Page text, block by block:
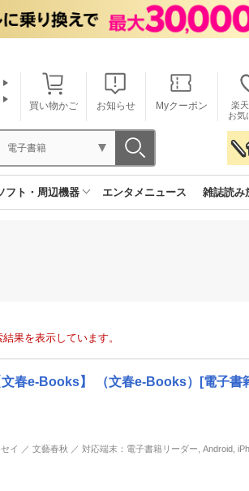
買い物かご お知らせ Myクーポン
楽
お気
電子書籍
フト・周辺機器 エンタメニュース 雑誌読み
果を表示しています。
春e-Books】 （文春e-Books）[電子書
イ ／ 文藝春秋 ／ 対応端末：電子書籍リーダー, Android,